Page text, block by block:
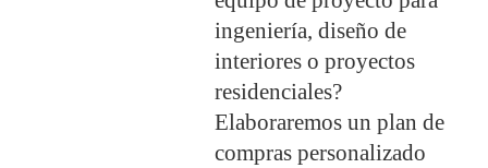
ingeniería, diseño de
interiores o proyectos
residenciales?
Elaboraremos un plan de
compras personalizado